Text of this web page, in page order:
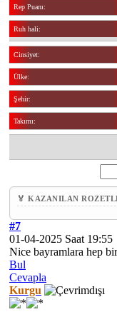
Rep Puanı:
Ruh hali:
Cinsiyet:
Ülke:
Şehir:
Takımı:
🏅 KAZANILAN
#7
01-04-2025 Saat 19:55
Nice bayramlara hep
Bul
Cevapla
Kurgu